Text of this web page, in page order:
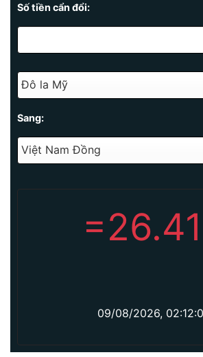
Số tiền cẩn đổi:
Sang:
=
09/08/2026,